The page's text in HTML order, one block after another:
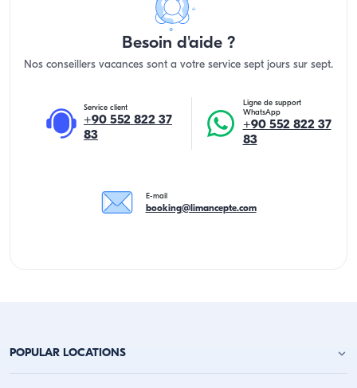
Besoin d'aide ?
Nos conseillers vacances sont a votre service sept jours sur sept.
Service client
+90 552 822 37
83
Ligne de support
WhatsApp
+90 552 822 37
83
E-mail
booking@limancepte.com
POPULAR LOCATIONS